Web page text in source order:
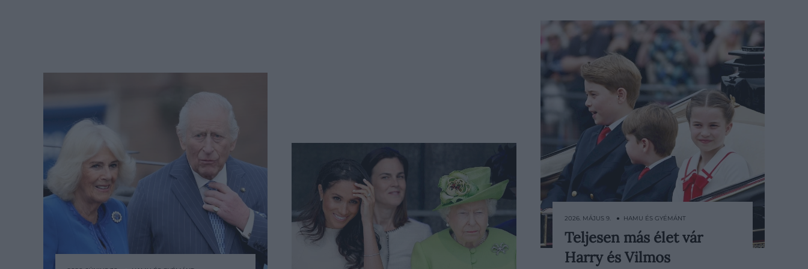
Miközben Lajos, Sarolta és György
már egészen fiatalon a brit királyi
2026. MÁJUS 9. ● HAMU ÉS GYÉMÁNT
Teljesen más élet vár
Harry és Vilmos